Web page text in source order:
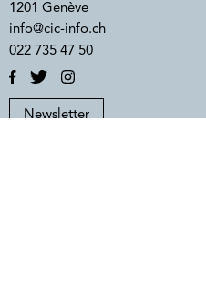
1201 Genève
info@cic-info.ch
022 735 47 50
Newsletter